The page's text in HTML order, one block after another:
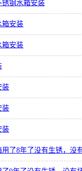
锈钢水箱安装
箱安装
箱安装
装
装
装
用了8年了没有生锈，没